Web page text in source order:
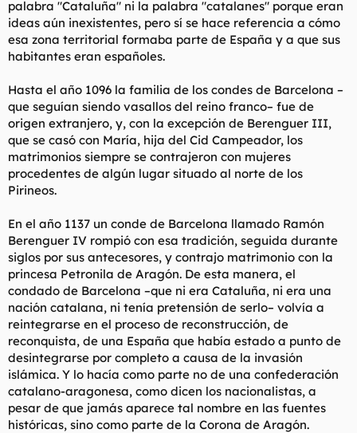
palabra "Cataluña" ni la palabra "catalanes" porque eran
ideas aún inexistentes, pero sí se hace referencia a cómo
esa zona territorial formaba parte de España y a que sus
habitantes eran españoles.
Hasta el año 1096 la familia de los condes de Barcelona –
que seguían siendo vasallos del reino franco– fue de
origen extranjero, y, con la excepción de Berenguer III,
que se casó con María, hija del Cid Campeador, los
matrimonios siempre se contrajeron con mujeres
procedentes de algún lugar situado al norte de los
Pirineos.
En el año 1137 un conde de Barcelona llamado Ramón
Berenguer IV rompió con esa tradición, seguida durante
siglos por sus antecesores, y contrajo matrimonio con la
princesa Petronila de Aragón. De esta manera, el
condado de Barcelona –que ni era Cataluña, ni era una
nación catalana, ni tenía pretensión de serlo– volvía a
reintegrarse en el proceso de reconstrucción, de
reconquista, de una España que había estado a punto de
desintegrarse por completo a causa de la invasión
islámica. Y lo hacía como parte no de una confederación
catalano-aragonesa, como dicen los nacionalistas, a
pesar de que jamás aparece tal nombre en las fuentes
históricas, sino como parte de la Corona de Aragón.